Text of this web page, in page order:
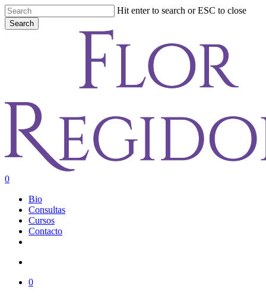
Skip
to
main
Hit enter to search or ESC to close
Search
account
0
Bio
Consultas
Cursos
Contacto
0